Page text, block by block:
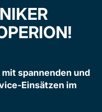
spannenden und
Einsätzen im